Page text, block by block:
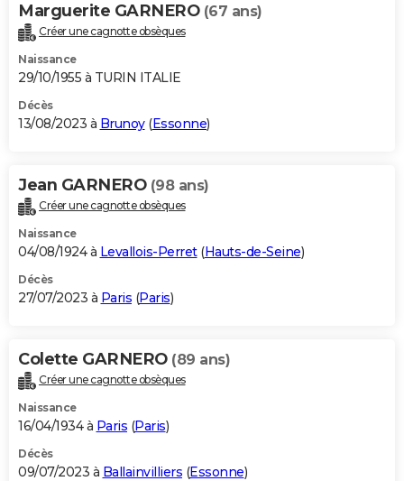
Marguerite GARNERO (67 ans)
Créer une cagnotte obsèques
Naissance
29/10/1955 à TURIN ITALIE
Décès
13/08/2023 à Brunoy(Essonne)
Jean GARNERO (98 ans)
Créer une cagnotte obsèques
Naissance
04/08/1924 à Levallois-Perret(Hauts-de-Seine)
Décès
27/07/2023 à Paris (Paris)
Colette GARNERO (89 ans)
Créer une cagnotte obsèques
Naissance
16/04/1934 à Paris (Paris)
Décès
09/07/2023 à Ballainvilliers (Essonne)